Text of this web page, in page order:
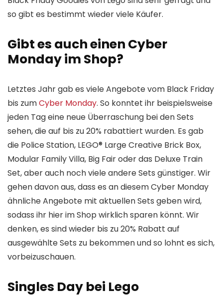
so gibt es bestimmt wieder viele Käufer.
Gibt es auch einen Cyber
Monday im Shop?
Letztes Jahr gab es viele Angebote vom Black Friday
bis zumCyber Monday. So konntet ihr beispielsweise
jeden Tag eine neue Überraschung bei den Sets
sehen, die auf bis zu 20% rabattiert wurden. Es gab
die Police Station, LEGO® Large Creative Brick Box,
Modular Family Villa, Big Fair oder das Deluxe Train
Set, aber auch noch viele andere Sets günstiger. Wir
gehen davon aus, dass es an diesem Cyber Monday
ähnliche Angebote mit aktuellen Sets geben wird,
sodass ihr hier im Shop wirklich sparen könnt. Wir
denken, es sind wieder bis zu 20% Rabatt auf
ausgewählte Sets zu bekommen und so lohnt es sich,
vorbeizuschauen.
Singles Day bei Lego